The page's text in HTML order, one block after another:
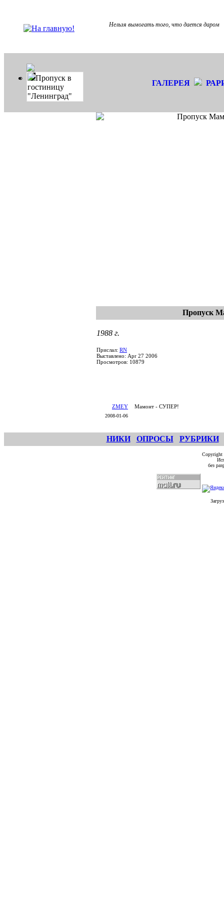
Нельзя вымогать того, что дается даром
Пропуск в
гостиницу
"Ленинград"
ГАЛЕРЕЯ
Пропуск
1988 г.
Прислал: RN
Выставлено: Apr 27 2006
Просмотров: 10879
ZMEY
2008-01-06
Мамонт - СУПЕР!
НИКИ ОПРОСЫ РУБРИКИ
без